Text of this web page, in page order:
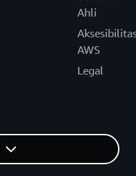
Ahli
AWS
Legal